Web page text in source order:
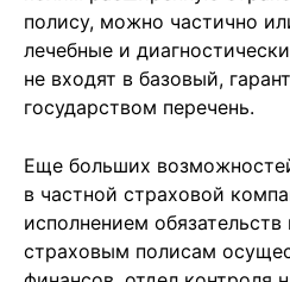
полису, можно частично
лечебные и
не входят в базовый,
государством перечень.
Еще больших
в частной страховой
исполнением
страховым полисам